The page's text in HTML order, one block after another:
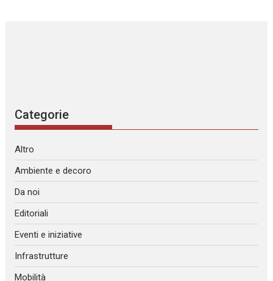
Categorie
Altro
Ambiente e decoro
Da noi
Editoriali
Eventi e iniziative
Infrastrutture
Mobilità